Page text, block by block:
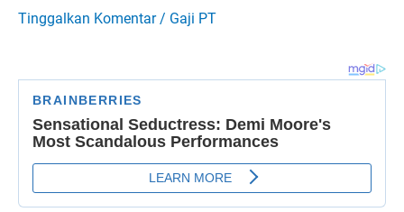
Tinggalkan Komentar / Gaji PT